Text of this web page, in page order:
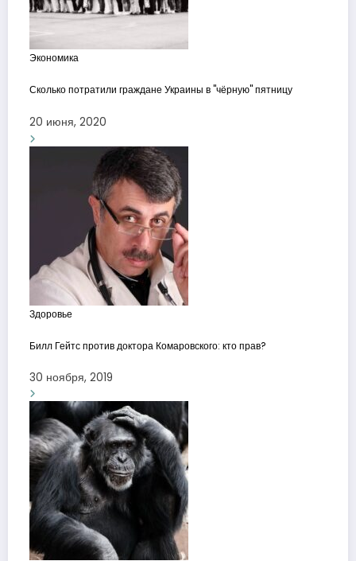
Экономика
Сколько потратили граждане Украины в "чёрную" пятницу
20 июня, 2020
Здоровье
Билл Гейтс против доктора Комаровского: кто прав?
30 ноября, 2019